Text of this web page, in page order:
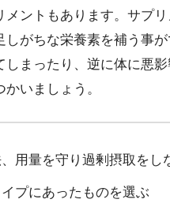
メントもあります。サプ
しがちな栄養素を補う事
しまったり、逆に体に悪
いましょう。
用量を守り過剰摂取をし
プにあったものを選ぶ